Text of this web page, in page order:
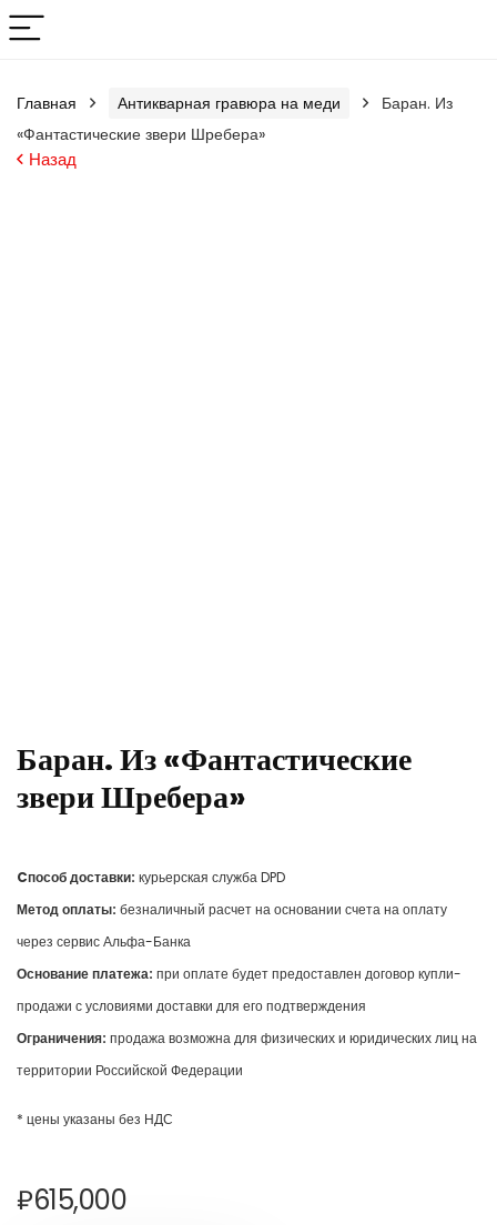
Главная Антикварная гравюра на меди
Баран. Из
«Фантастические звери Шребера»
Назад
Баран. Из «Фантастические
звери Шребера»
Cпособ доставки: курьерская служба DPD
Метод оплаты: безналичный расчет на основании счета на оплату
через сервис Альфа-Банка
Основание платежа: при оплате будет предоставлен договор купли-
продажи с условиями доставки для его подтверждения
Ограничения: продажа возможна для физических и юридических лиц на
территории Российской Федерации
* цены указаны без НДС
₽615,000